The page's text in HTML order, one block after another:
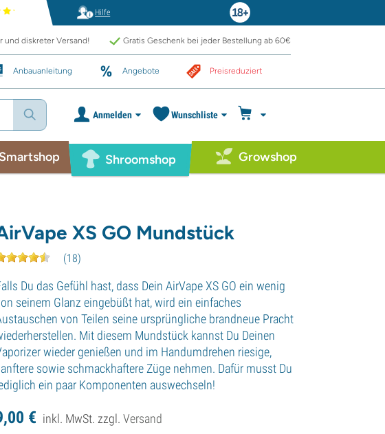
Hilfe
und diskreter Versand! Gratis Geschenk bei jeder Bestellung ab 60€
Anbauanleitung Angebote Preisreduziert
Anmelden Wunschliste
Smartshop Shroomshop Growshop
XS GO Mundstück
(18)
Du das Gefühl hast, dass Dein AirVape XS GO ein wenig
seinem Glanz eingebüßt hat, wird ein einfaches
von Teilen seine ursprüngliche brandneue Pracht
Mit diesem Mundstück kannst Du Deinen
wieder genießen und im Handumdrehen riesige,
sowie schmackhaftere Züge nehmen. Dafür musst Du
ein paar Komponenten auswechseln!
00 € inkl. MwSt. zzgl.Versand